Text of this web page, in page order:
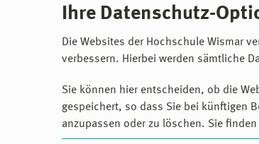
Ihre Datenschutz-
Die Websites der Hochschule Wismar
verbessern. Hierbei werden sämtliche
Sie können hier entscheiden, ob die
gespeichert, so dass Sie bei künftigen
anzupassen oder zu löschen. Sie